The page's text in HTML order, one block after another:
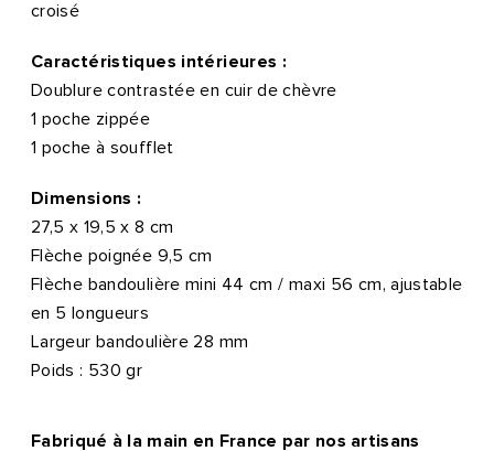
croisé
Caractéristiques intérieures :
Doublure contrastée en cuir de chèvre
1 poche zippée
1 poche à soufflet
Dimensions :
27,5 x 19,5 x 8 cm
Flèche poignée 9,5 cm
Flèche bandoulière mini 44 cm / maxi 56 cm, ajustable
en 5 longueurs
Largeur bandoulière 28 mm
Poids : 530 gr
Fabriqué à la main en France par nos artisans